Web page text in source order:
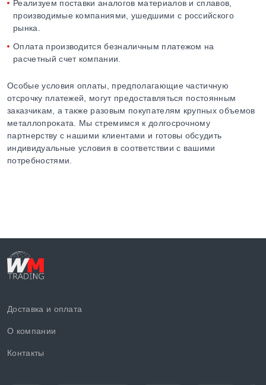
Реализуем поставки аналогов материалов и сплавов,
производимые компаниями, ушедшими с российского
рынка.
Оплата производится безналичным платежом на
расчетный счет компании.
Особые условия оплаты, предполагающие частичную
отсрочку платежей, могут предоставляться постоянным
заказчикам, а также разовым покупателям крупных объемов
металлопроката. Мы стремимся к долгосрочному
партнерству с нашими клиентами и готовы обсудить
индивидуальные условия в соответствии с вашими
потребностями.
Доставка и оплата
О компании
Контакты